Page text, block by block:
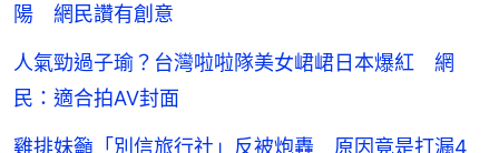
陽 網民讚有創意
人氣勁過子瑜？台灣啦啦隊美女峮峮日本爆紅 網
民：適合拍AV封面
雞排妹籲「別信旅行社」反被炮轟 原因竟是打漏4